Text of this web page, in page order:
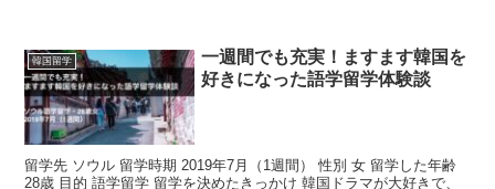
韓国留学
一週間でも充実！ますます韓国を
好きになった語学留学体験談
留学先 ソウル 留学時期 2019年7月（1週間） 性別 女 留学した年齢
28歳 目的 語学留学 留学を決めたきっかけ 韓国ドラマが大好きで、